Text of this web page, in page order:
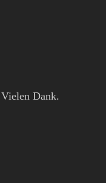
Dank.